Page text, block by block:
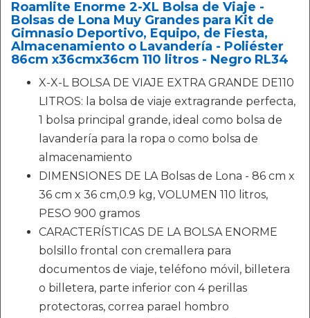
Roamlite Enorme 2-XL Bolsa de Viaje -
Bolsas de Lona Muy Grandes para Kit de
Gimnasio Deportivo, Equipo, de Fiesta,
Almacenamiento o Lavandería - Poliéster
86cm x36cmx36cm 110 litros - Negro RL34
X-X-L BOLSA DE VIAJE EXTRA GRANDE DE110
LITROS: la bolsa de viaje extragrande perfecta,
1 bolsa principal grande, ideal como bolsa de
lavandería para la ropa o como bolsa de
almacenamiento
DIMENSIONES DE LA Bolsas de Lona - 86 cm x
36 cm x 36 cm,0.9 kg, VOLUMEN 110 litros,
PESO 900 gramos
CARACTERÍSTICAS DE LA BOLSA ENORME
bolsillo frontal con cremallera para
documentos de viaje, teléfono móvil, billetera
o billetera, parte inferior con 4 perillas
protectoras, correa parael hombro